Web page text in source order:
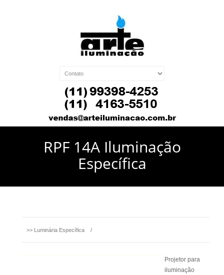
RPF 14A Iluminação
Específica
>> Luminária Específica /
Projetor para
iluminação